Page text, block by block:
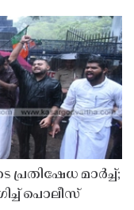
മാർച്ച്;
പൊലീസ്